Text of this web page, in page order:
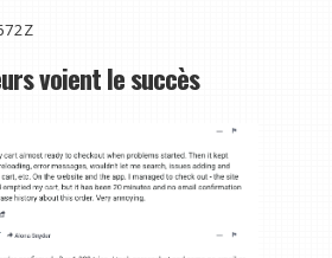
voient le succès